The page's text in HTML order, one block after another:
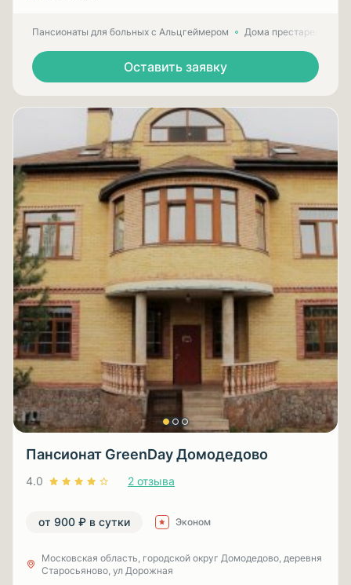
Пансионаты для больных с Альцгеймером Дома престарелых
Оставить заявку
Пансионат GreenDay Домодедово
4.0 2 отзыва
от 900 ₽ в сутки Эконом
Московская область, городской округ Домодедово, деревня
Старосьяново, ул Дорожная